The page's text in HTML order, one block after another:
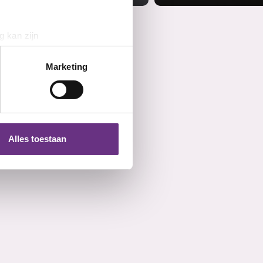
kan zijn
detailgedeeltein. U kunt uw
partners voor social
die u aan ze heeft
Marketing
Alles toestaan